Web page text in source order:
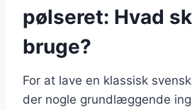
pølseret: Hvad
bruge?
For at lave en klassisk
der nogle grundlæggende